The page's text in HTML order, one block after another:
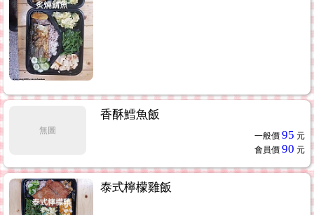
無圖
香酥鱈魚飯
一般價 95 元
會員價 90 元
泰式檸檬雞飯